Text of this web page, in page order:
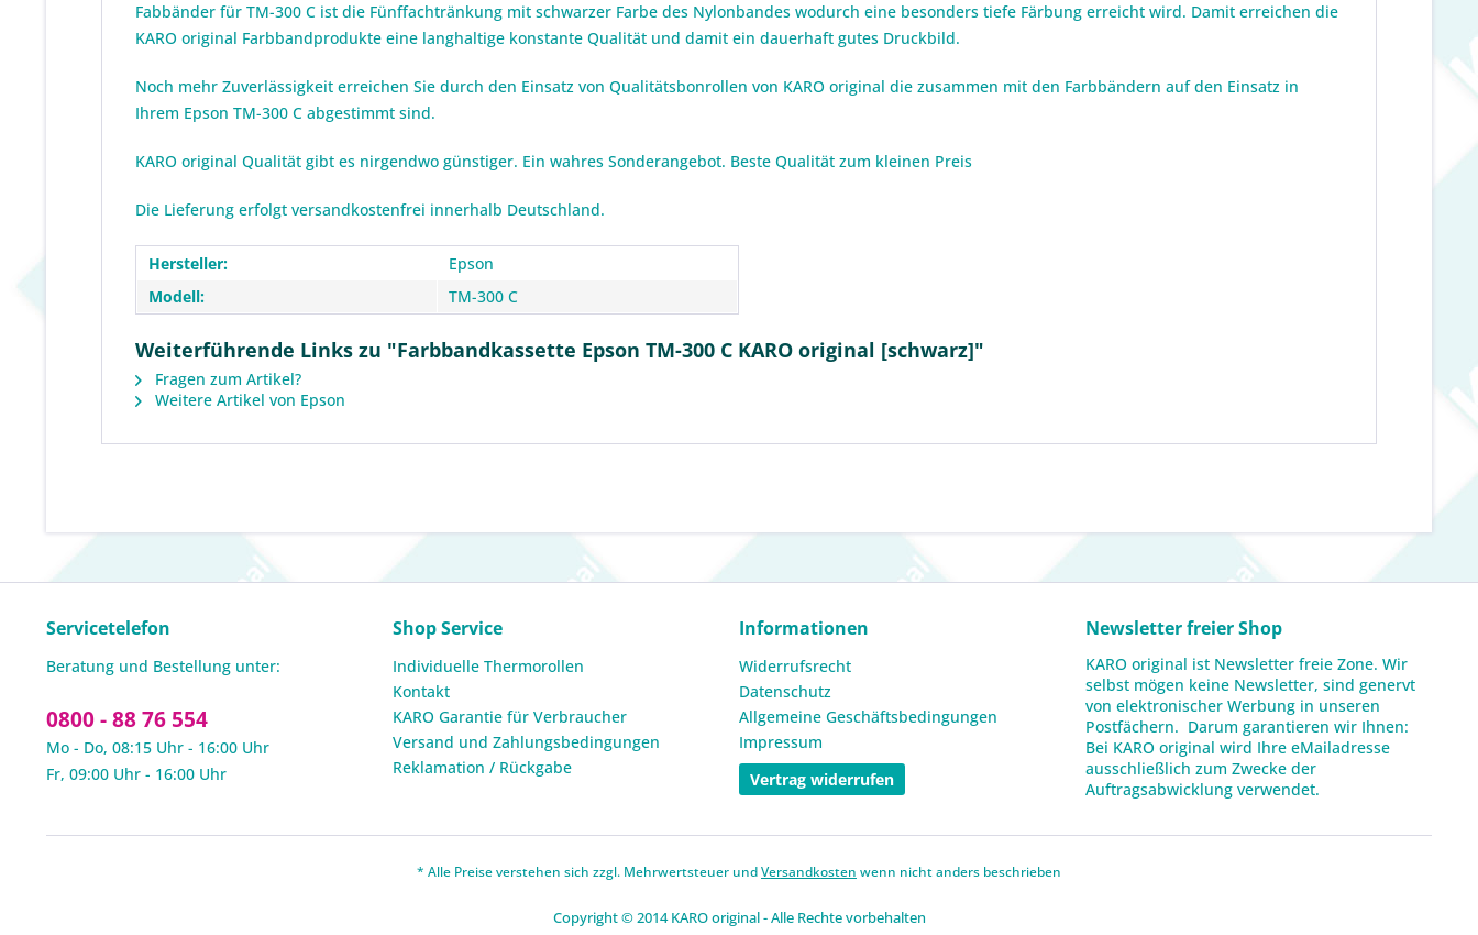
Fabbänder für TM-300 C ist die Fünffachtränkung mit schwarzer Farbe des Nylonbandes wodurch eine besonders tiefe Färbung erreicht wird. Damit erreichen die
KARO original Farbbandprodukte eine langhaltige konstante Qualität und damit ein dauerhaft gutes Druckbild.
Noch mehr Zuverlässigkeit erreichen Sie durch den Einsatz von Qualitätsbonrollen von KARO original die zusammen mit den Farbbändern auf den Einsatz in
Ihrem Epson TM-300 C abgestimmt sind.
KARO original Qualität gibt es nirgendwo günstiger. Ein wahres Sonderangebot. Beste Qualität zum kleinen Preis
Die Lieferung erfolgt versandkostenfrei innerhalb Deutschland.
Hersteller:
Epson
Modell:
TM-300 C
Weiterführende Links zu "Farbbandkassette Epson TM-300 C KARO original [schwarz]"
Fragen zum Artikel?
Weitere Artikel von Epson
Servicetelefon
Beratung und Bestellung unter:
0800 - 88 76 554
Mo - Do, 08:15 Uhr - 16:00 Uhr
Fr, 09:00 Uhr - 16:00 Uhr
Shop Service
Individuelle Thermorollen
Kontakt
KARO Garantie für Verbraucher
Versand und Zahlungsbedingungen
Reklamation / Rückgabe
Informationen
Widerrufsrecht
Datenschutz
Allgemeine Geschäftsbedingungen
Impressum
Vertrag widerrufen
Newsletter freier Shop
KARO original ist Newsletter freie Zone. Wir
selbst mögen keine Newsletter, sind genervt
von elektronischer Werbung in unseren
Postfächern. Darum garantieren wir Ihnen:
Bei KARO original wird Ihre eMailadresse
ausschließlich zum Zwecke der
Auftragsabwicklung verwendet.
* Alle Preise verstehen sich zzgl. Mehrwertsteuer undVersandkosten wenn nicht anders beschrieben
Copyright © 2014 KARO original - Alle Rechte vorbehalten